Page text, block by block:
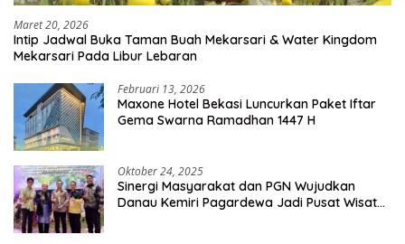
Maret 20, 2026
Intip Jadwal Buka Taman Buah Mekarsari & Water Kingdom
Mekarsari Pada Libur Lebaran
Februari 13, 2026
Maxone Hotel Bekasi Luncurkan Paket Iftar
Gema Swarna Ramadhan 1447 H
Oktober 24, 2025
Sinergi Masyarakat dan PGN Wujudkan
Danau Kemiri Pagardewa Jadi Pusat Wisata